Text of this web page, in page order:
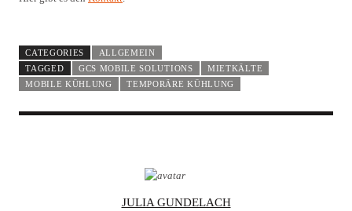
CATEGORIES
ALLGEMEIN
TAGGED
GCS MOBILE SOLUTIONS
MIETKÄLTE
MOBILE KÜHLUNG
TEMPORÄRE KÜHLUNG
JULIA GUNDELACH